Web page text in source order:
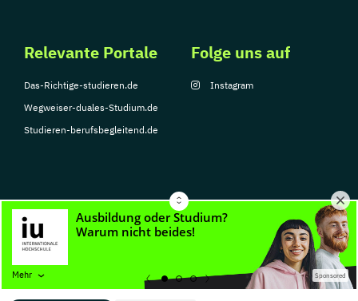
Mehr Sponsored
Relevante Portale
Das-Richtige-studieren.de
Wegweiser-duales-Studium.de
Studieren-berufsbegleitend.de
Folge uns auf
Instagram
© Copyright 2026, TarGroup Media GmbH
Nutzungsbedingungen